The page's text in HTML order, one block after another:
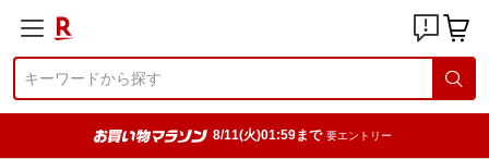
8/11(火)01:59まで 要エントリー